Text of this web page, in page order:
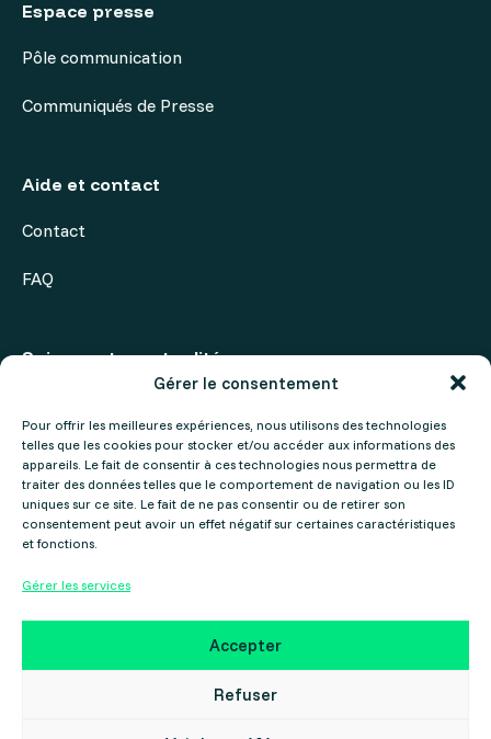
Gérer le consentement
Pour offrir les meilleures expériences, nous utilisons des technologies
telles que les cookies pour stocker et/ou accéder aux informations des
appareils. Le fait de consentir à ces technologies nous permettra de
traiter des données telles que le comportement de navigation ou les ID
uniques sur ce site. Le fait de ne pas consentir ou de retirer son
consentement peut avoir un effet négatif sur certaines caractéristiques
et fonctions.
Gérer les services
Accepter
Refuser
Espace presse
Pôle communication
Communiqués de Presse
Aide et contact
Contact
FAQ
Suivez notre actualité
Agenda
Politique de confidentialité
Collectif Cosme